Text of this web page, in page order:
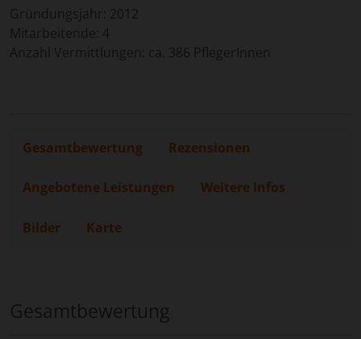
Gründungsjahr: 2012
Mitarbeitende: 4
Anzahl Vermittlungen: ca. 386 PflegerInnen
Gesamtbewertung Rezensionen
Angebotene Leistungen Weitere Infos
Bilder Karte
Gesamtbewertung